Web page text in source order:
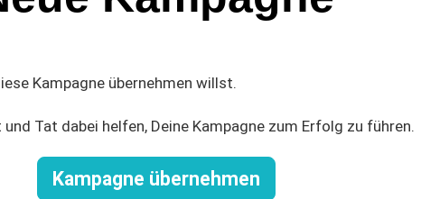
Kampagne übernehmen willst.
Tat dabei helfen, Deine Kampagne zum Erfolg zu führen.
Kampagne übernehmen